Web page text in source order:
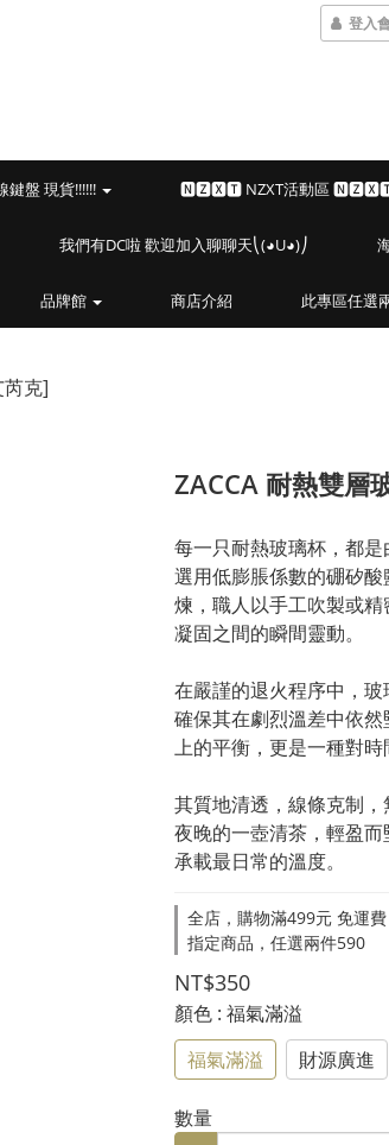
登入
鍵盤 現貨!!!!!! 🅽🆉🆇🆃 NZXT活動區
我們有DC啦 歡迎加入聊聊天⎝(◕U◕)⎠
品牌館 商店介紹 此專區任選
克]
ZACCA 耐熱雙層
每一只耐熱玻璃杯，都是
選用低膨脹係數的硼矽
煉，職人以手工吹製或
凝固之間的瞬間靈動。
在嚴謹的退火程序中，玻
確保其在劇烈溫差中依
上的平衡，更是一種對時
其質地清透，線條克制
夜晚的一壺清茶，輕盈而
承載最日常的溫度。
全店，購物滿499元 免運費
指定商品，任選兩件590
NT$350
顏色 : 福氣滿溢
福氣滿溢
財源廣進
數量